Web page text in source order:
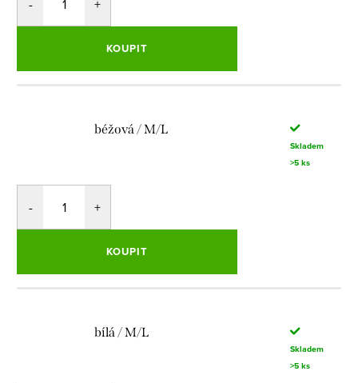
KOUPIT
béžová / M/L
Skladem
>5 ks
KOUPIT
bílá / M/L
Skladem
>5 ks